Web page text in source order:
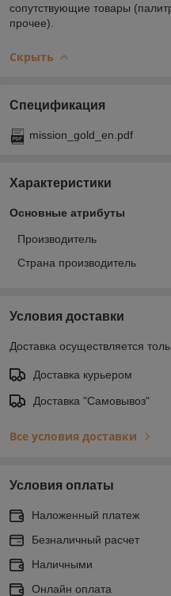
сопутствующие товары
прочее).
Скрыть
Спецификация
mission_gold_en.pdf
Характеристики
Основные атрибуты
Производитель
Страна производитель
Условия доставки
Доставка осуществляется
Доставка курьером
Доставка "Самовывоз"
Все условия доставки
Условия оплаты
Наложенный платеж
Безналичный расчет
Наличными
Онлайн оплата